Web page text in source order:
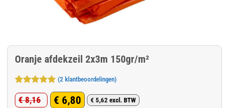
Oranje afdekzeil 2x3m 150gr/m²
Gewaardeerd
5op 5
2
(2 klantbeoordelingen)
€8,16 € 6,80 € 5,62 excl. BTW